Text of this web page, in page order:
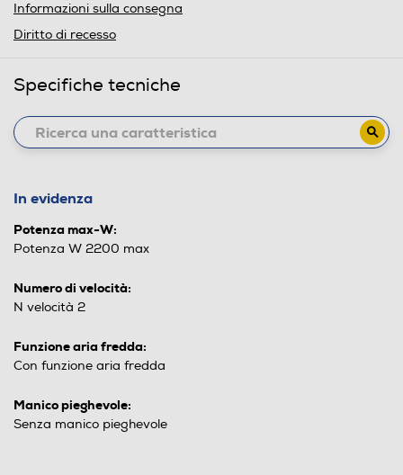
Informazioni sulla consegna
Diritto di recesso
Specifiche tecniche
In evidenza
Potenza max-W:
Potenza W 2200 max
Numero di velocità:
N velocità 2
Funzione aria fredda:
Con funzione aria fredda
Manico pieghevole:
Senza manico pieghevole